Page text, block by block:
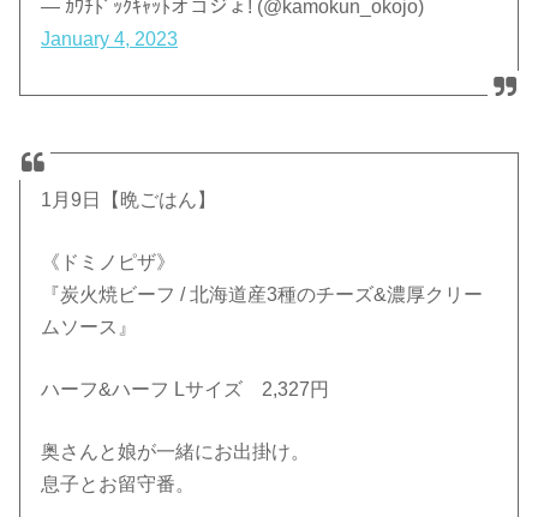
— ｶﾜﾁﾄﾞｯｸｷｬｯﾄオコジょ! (@kamokun_okojo)
January 4, 2023
1月9日【晩ごはん】
《ドミノピザ》
『炭火焼ビーフ / 北海道産3種のチーズ&濃厚クリー
ムソース』
ハーフ&ハーフ Lサイズ 2,327円
奥さんと娘が一緒にお出掛け。
息子とお留守番。